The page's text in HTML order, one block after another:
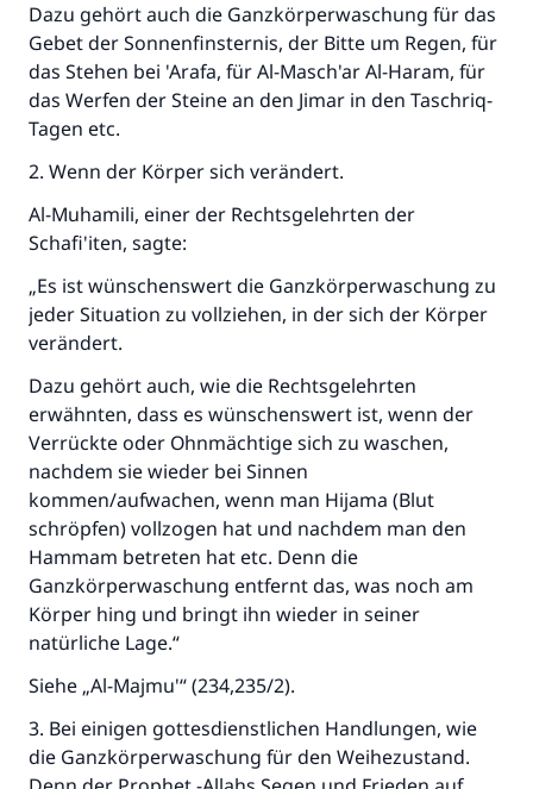
Dazu gehört auch die Ganzkörperwaschung für das
Gebet der Sonnenfinsternis, der Bitte um Regen, für
das Stehen bei 'Arafa, für Al-Masch'ar Al-Haram, für
das Werfen der Steine an den Jimar in den Taschriq-
Tagen etc.
2. Wenn der Körper sich verändert.
Al-Muhamili, einer der Rechtsgelehrten der
Schafi'iten, sagte:
„Es ist wünschenswert die Ganzkörperwaschung zu
jeder Situation zu vollziehen, in der sich der Körper
verändert.
Dazu gehört auch, wie die Rechtsgelehrten
erwähnten, dass es wünschenswert ist, wenn der
Verrückte oder Ohnmächtige sich zu waschen,
nachdem sie wieder bei Sinnen
kommen/aufwachen, wenn man Hijama (Blut
schröpfen) vollzogen hat und nachdem man den
Hammam betreten hat etc. Denn die
Ganzkörperwaschung entfernt das, was noch am
Körper hing und bringt ihn wieder in seiner
natürliche Lage.“
Siehe „Al-Majmu'“ (234,235/2).
3. Bei einigen gottesdienstlichen Handlungen, wie
die Ganzkörperwaschung für den Weihezustand.